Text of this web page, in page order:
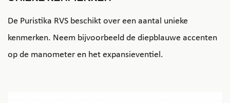
De Puristika RVS beschikt over een aantal unieke
kenmerken. Neem bijvoorbeeld de diepblauwe accenten
op de manometer en het expansieventiel.